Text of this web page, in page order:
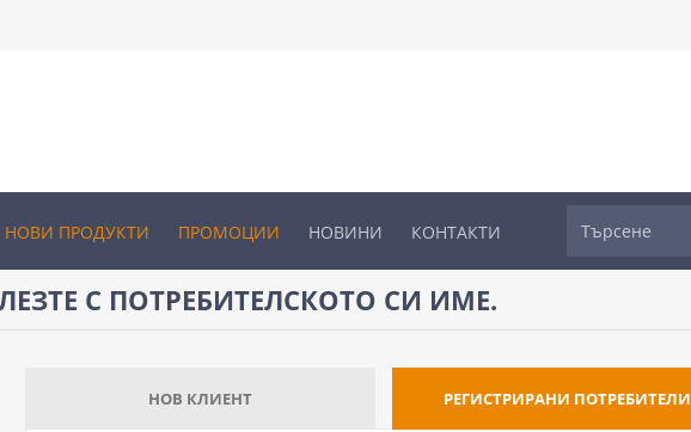
НОВИ ПРОДУКТИ ПРОМОЦИИ НОВИНИ КОНТАКТИ
С ПОТРЕБИТЕЛСКОТО СИ ИМЕ.
НОВ КЛИЕНТ РЕГИСТРИРАНИ ПОТРЕБИТЕЛИ